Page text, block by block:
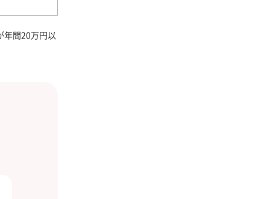
年間20万円以